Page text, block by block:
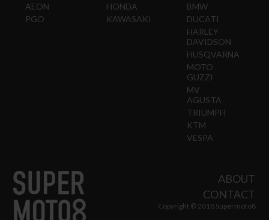
AEON
PGO
HONDA
KAWASAKI
BMW
DUCATI
HARLEY-
DAVIDSON
HUSQVARNA
MOTO
GUZZI
MV
AGUSTA
TRIUMPH
KTM
VESPA
ABOUT
CONTACT
Copyright © 2018 Supermoto8